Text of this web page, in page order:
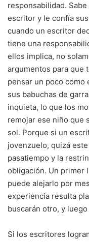
responsabilidad.
escritor y le confía
cuando un escritor
tiene una
ellos implica, no
argumentos para que
pensar un poco como
sus babuchas de
inquieta, lo que los
remojar ese niño que
sol. Porque si un
jovenzuelo, quizá
pasatiempo y la
obligación. Un primer
puede alejarlo por
experiencia resulta
buscarán otro, y
Si los escritores